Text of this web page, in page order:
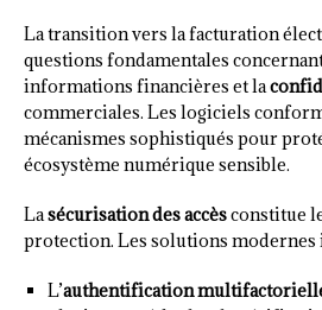
La transition vers la facturation
questions fondamentales
informations financières et la
commerciales. Les logiciels
mécanismes sophistiqués pour
écosystème numérique sensible.
Lasécurisation des accèsconstitue
protection. Les solutions modernes
L’authentification